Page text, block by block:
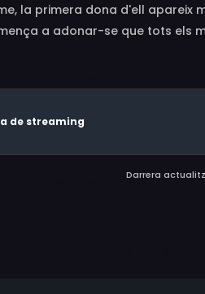
la primera dona d'ell apareix
a adonar-se que tots els
ell, la seva sogra, el seu
que aviat es converteix en el
pot per intentar ajudar-lo,
tenia del Guillaume, i al final
de streaming
Darrera